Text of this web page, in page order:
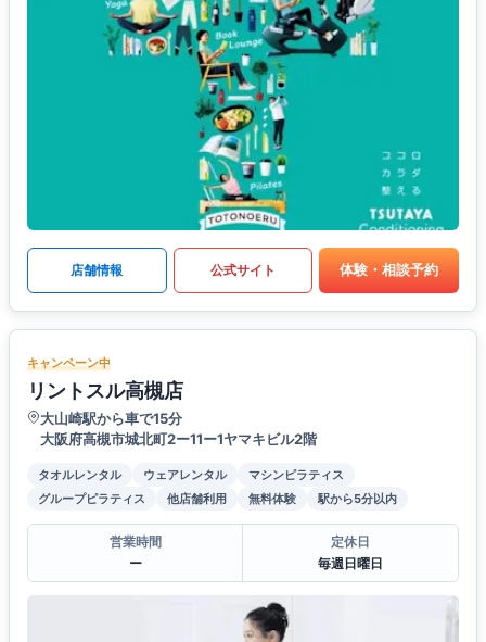
店舗情報 公式サイト 体験・相談予約
キャンペーン中
リントスル高槻店
大山崎駅から車で15分
大阪府高槻市城北町2ー11ー1ヤマキビル2階
タオルレンタル ウェアレンタル
マシンピラティス
グループピラティス
他店舗利用 無料体験 駅から5分以内
営業時間
ー
定休日
毎週日曜日